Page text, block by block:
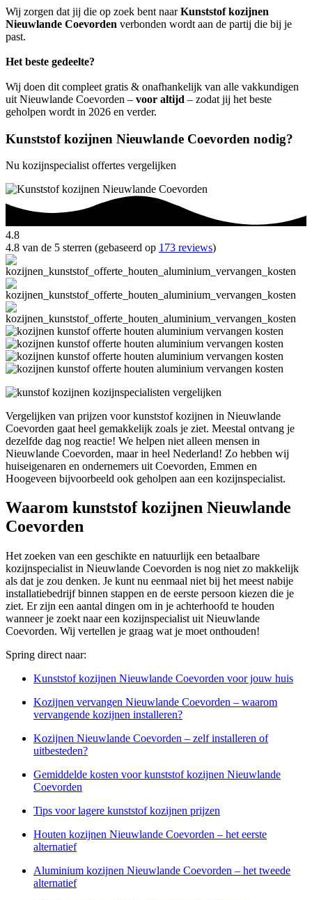
Wij zorgen dat jij die op zoek bent naarKunststof kozijnen
Nieuwlande Coevorden verbonden wordt aan de partij die bij je
past.
Het beste gedeelte?
Wij doen dit compleet gratis & onafhankelijk van alle vakkundigen
uit Nieuwlande Coevorden – voor altijd – zodat jij het beste
geholpen wordt in 2026 en verder.
Kunststof kozijnen Nieuwlande Coevorden nodig?
Nu kozijnspecialist offertes vergelijken
4.8
4.8 van de 5 sterren (gebaseerd op 173 reviews)
Vergelijken van prijzen voor kunststof kozijnen in Nieuwlande
Coevorden gaat heel gemakkelijk zoals je ziet. Meestal ontvang je
dezelfde dag nog reactie! We helpen niet alleen mensen in
Nieuwlande Coevorden, maar in heel Nederland! Zo hebben wij
huiseigenaren en ondernemers uit Coevorden, Emmen en
Hoogeveen bijvoorbeeld ook geholpen aan een kozijnspecialist.
Waarom kunststof kozijnen Nieuwlande
Coevorden
Het zoeken van een geschikte en natuurlijk een betaalbare
kozijnspecialist in Nieuwlande Coevorden is nog niet zo makkelijk
als dat je zou denken. Je kunt nu eenmaal niet bij het meest nabije
installatiebedrijf binnen stappen en de eerste persoon kiezen die je
ziet. Er zijn een aantal dingen om in je achterhoofd te houden
wanneer je zoekt naar een kozijnspecialist uit Nieuwlande
Coevorden. Wij vertellen je graag wat je moet onthouden!
Spring direct naar:
Kunststof kozijnen Nieuwlande Coevorden voor jouw huis
Kozijnen vervangen Nieuwlande Coevorden – waarom
vervangende kozijnen installeren?
Kozijnen Nieuwlande Coevorden – zelf installeren of
uitbesteden?
Gemiddelde kosten voor kunststof kozijnen Nieuwlande
Coevorden
Tips voor lagere kunststof kozijnen prijzen
Houten kozijnen Nieuwlande Coevorden – het eerste
alternatief
Aluminium kozijnen Nieuwlande Coevorden – het tweede
alternatief